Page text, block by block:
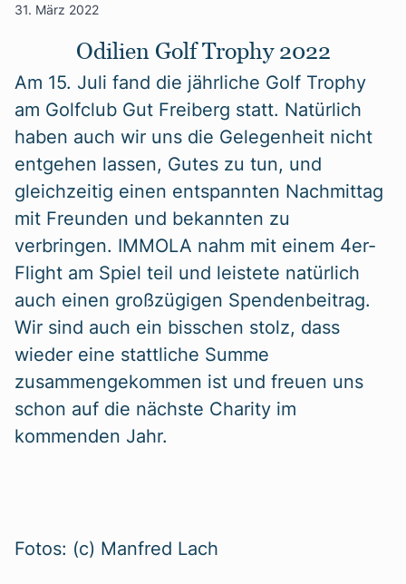
31. März 2022
Odilien Golf Trophy 2022
Am 15. Juli fand die jährliche Golf Trophy
am Golfclub Gut Freiberg statt. Natürlich
haben auch wir uns die Gelegenheit nicht
entgehen lassen, Gutes zu tun, und
gleichzeitig einen entspannten Nachmittag
mit Freunden und bekannten zu
verbringen. IMMOLA nahm mit einem 4er-
Flight am Spiel teil und leistete natürlich
auch einen großzügigen Spendenbeitrag.
Wir sind auch ein bisschen stolz, dass
wieder eine stattliche Summe
zusammengekommen ist und freuen uns
schon auf die nächste Charity im
kommenden Jahr.
Fotos: (c) Manfred Lach